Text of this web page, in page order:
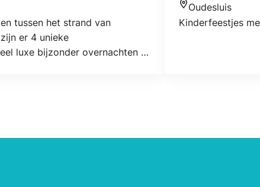
tussen het strand van
er 4 unieke
luxe bijzonder overnachten in
Locatie
Oudesluis
Kinderfeestjes